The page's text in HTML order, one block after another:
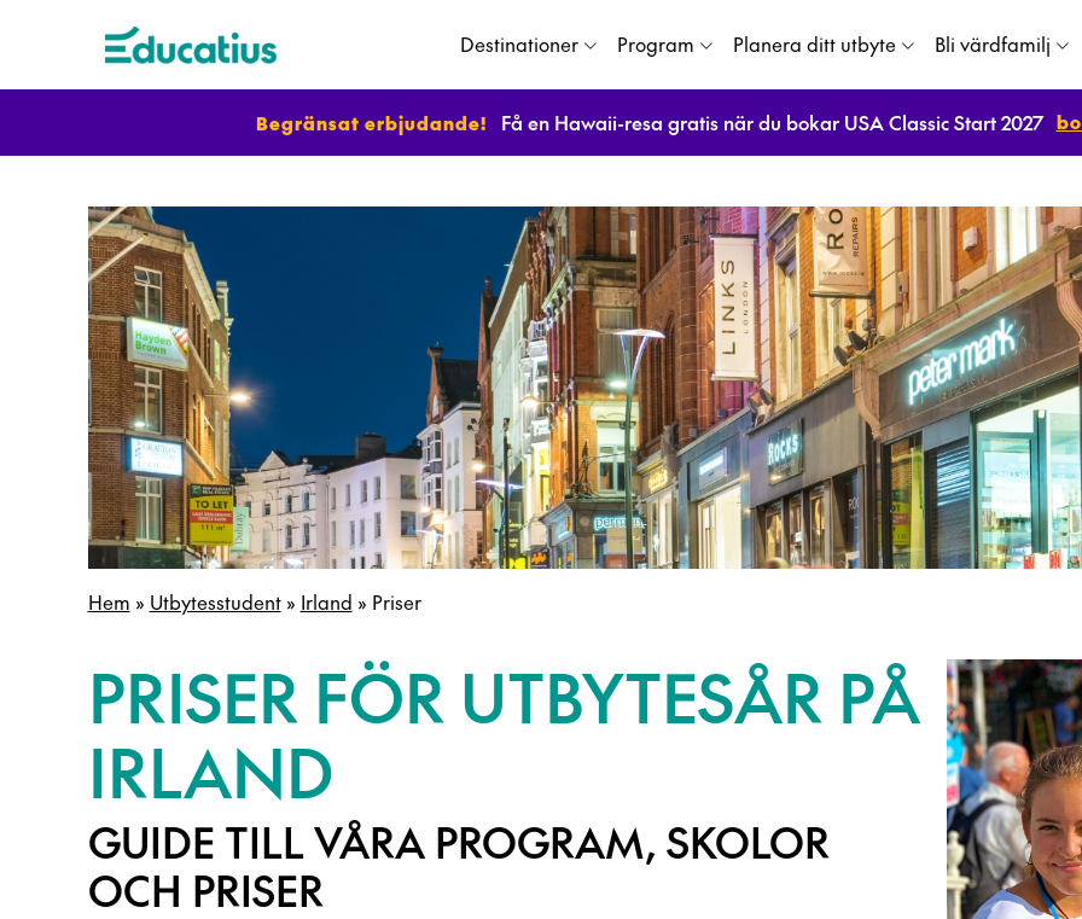
Destinationer Program Planera ditt utbyte Bli värdfamilj
Begränsat erbjudande! Få en Hawaii-resa gratis när du bokar USA Classic Start 2027
Hem » Utbytesstudent» Irland » Priser
PRISER FÖR UTBYTESÅR PÅ
IRLAND
GUIDE TILL VÅRA PROGRAM, SKOLOR
OCH PRISER